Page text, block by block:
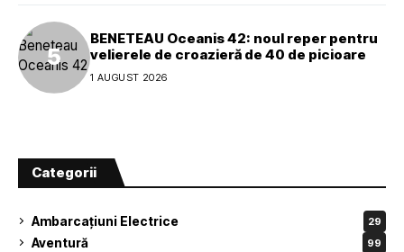
BENETEAU Oceanis 42: noul reper pentru
velierele de croazieră de 40 de picioare
1 AUGUST 2026
Categorii
Ambarcațiuni Electrice 29
Aventură 99